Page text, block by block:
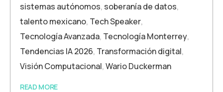
sistemas autónomos, soberanía de datos,
talento mexicano, Tech Speaker,
Tecnología Avanzada, Tecnología Monterrey,
Tendencias IA 2026, Transformación digital,
Visión Computacional,Wario Duckerman
READ MORE